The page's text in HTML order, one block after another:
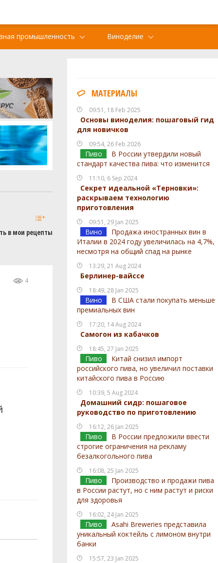
промышленность Виноделие
МАТЕРИАЛЫ
09:51, 18 Feb 2025
Основы виноделия: пошаговый гид
для новичков
09:54, 26 Feb 2026
Пиво
В России утвердили новый
стандарт качества пива: что изменится
11:10, 6 Sep 2024
Секрет идеальной «Терновки»:
раскрываем технологию
приготовления
09:51, 29 Jan 2025
Вино
Продажа иностранных вин в
Италии в 2024 году увеличилась на 4,7%,
несмотря на общий спад на рынке
13:29, 21 Aug 2024
Берлинер-вайссе
18:49, 28 Jan 2025
Вино
В США стали покупать меньше
премиальных вин
17:20, 14 Aug 2024
Самогон из кабачков
18:45, 27 Jan 2025
Пиво
Китай снизил импорт
российского пива, но увеличил поставки
китайского пива в Россию
10:39, 5 Aug 2024
Домашний сидр: пошаговое
руководство по приготовлению
16:12, 26 Jan 2025
Пиво
В России предложили ввести
строгие ограничения на рекламу
безалкогольного пива
16:08, 25 Jan 2025
Пиво
Производство и продажи пива
в России растут, но с ним растут и риски
для здоровья
16:02, 24 Jan 2025
Пиво
Asahi Breweries представила
уникальный коктейль с лимоном внутри
банки
15:57, 23 Jan 2025
в мои рецепты
4